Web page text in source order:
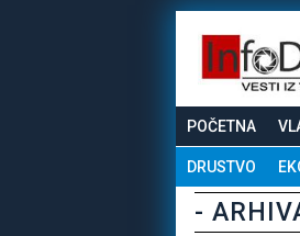
POČETNA
DRUSTVO
-